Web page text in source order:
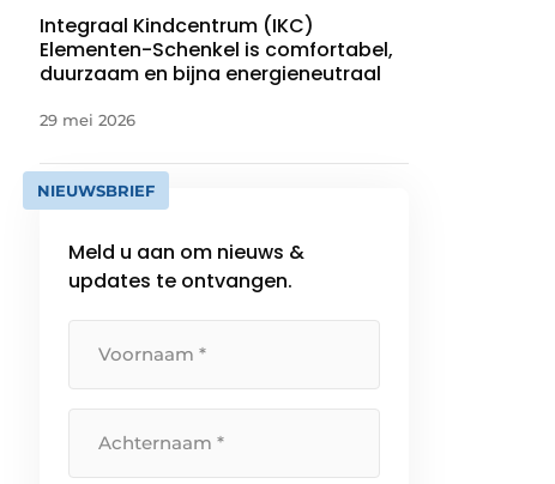
Integraal Kindcentrum (IKC)
Elementen-Schenkel is comfortabel,
duurzaam en bijna energieneutraal
29 mei 2026
NIEUWSBRIEF
Meld u aan om nieuws &
updates te ontvangen.